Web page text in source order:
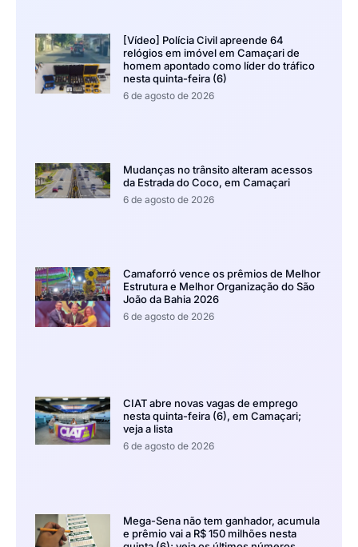
[Vídeo] Polícia Civil apreende 64
relógios em imóvel em Camaçari de
homem apontado como líder do tráfico
nesta quinta-feira (6)
6 de agosto de 2026
Mudanças no trânsito alteram acessos
da Estrada do Coco, em Camaçari
6 de agosto de 2026
Camaforró vence os prêmios de Melhor
Estrutura e Melhor Organização do São
João da Bahia 2026
6 de agosto de 2026
CIAT abre novas vagas de emprego
nesta quinta-feira (6), em Camaçari;
veja a lista
6 de agosto de 2026
Mega-Sena não tem ganhador, acumula
e prêmio vai a R$ 150 milhões nesta